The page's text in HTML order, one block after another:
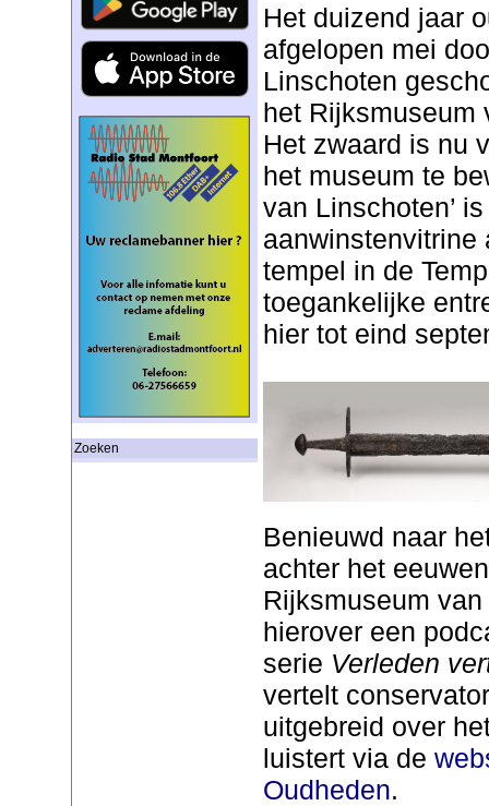
Zoeken
Het duizend jaar
afgelopen mei
Linschoten
het Rijksmuseum
Het zwaard is nu
het museum te
van Linschoten’
aanwinstenvitrine
tempel in de
toegankelijke
hier tot eind
Benieuwd naar
achter het
Rijksmuseum
hierover een
serie Verleden
vertelt
uitgebreid over
luistert via de
Oudheden.